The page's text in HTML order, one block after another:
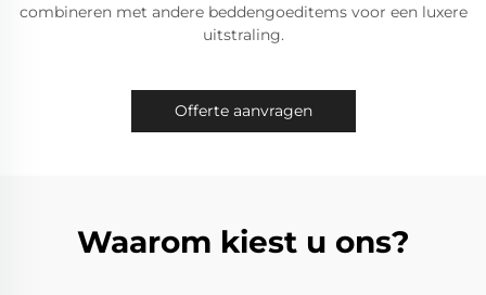
combineren met andere beddengoeditems voor een luxere
uitstraling.
Offerte aanvragen
Waarom kiest u ons?